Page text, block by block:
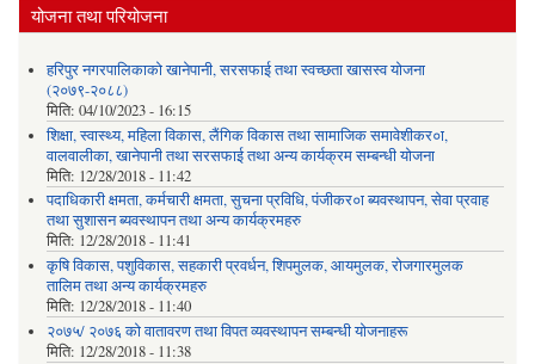
योजना तथा परियोजना
हरिपुर नगरपालिकाको खानेपानी, सरसफाई तथा स्वच्छता खासस्व योजना
(२०७९-२०८८)
मिति: 04/10/2023 - 16:15
शिक्षा, स्वास्थ्य, महिला विकास, लैंगिक विकास तथा सामाजिक समावेशीकर०ा,
वालवालीका, खानेपानी तथा सरसफाई तथा अन्य कार्यक्रम सम्बन्धी योजना
मिति: 12/28/2018 - 11:42
पदाधिकारी क्षमता, कर्मचारी क्षमता, सुचना प्रविधि, पंजीकर०ा ब्यवस्थापन, सेवा प्रवाह
तथा सुशासन ब्यवस्थापन तथा अन्य कार्यक्रमहरु
मिति: 12/28/2018 - 11:41
कृषि विकास, पशुविकास, सहकारी प्रवर्धन, शिपमुलक, आयमुलक, रोजगारमुलक
तालिम तथा अन्य कार्यक्रमहरु
मिति: 12/28/2018 - 11:40
२०७५/ २०७६ को वातावरण तथा विपत व्यवस्थापन सम्बन्धी योजनाहरू
मिति: 12/28/2018 - 11:38